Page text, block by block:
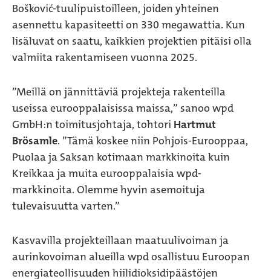
Bošković-tuulipuistoilleen, joiden yhteinen
asennettu kapasiteetti on 330 megawattia. Kun
lisäluvat on saatu, kaikkien projektien pitäisi olla
valmiita rakentamiseen vuonna 2025.
”Meillä on jännittäviä projekteja rakenteilla
useissa eurooppalaisissa maissa,” sanoo wpd
GmbH:n toimitusjohtaja, tohtori Hartmut
Brösamle. ”Tämä koskee niin Pohjois-Eurooppaa,
Puolaa ja Saksan kotimaan markkinoita kuin
Kreikkaa ja muita eurooppalaisia wpd-
markkinoita. Olemme hyvin asemoituja
tulevaisuutta varten.”
Kasvavilla projekteillaan maatuulivoiman ja
aurinkovoiman alueilla wpd osallistuu Euroopan
energiateollisuuden hiilidioksidipäästöjen